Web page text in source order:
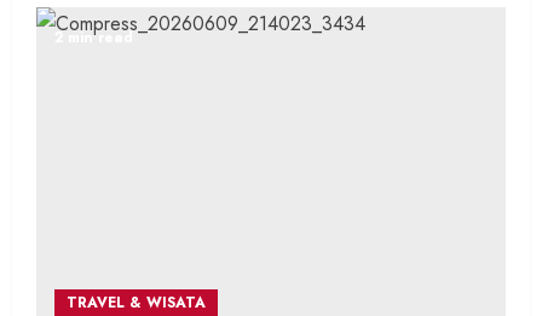
Berita Daerah SOSIAL
2 min read
TRAVEL & WISATA